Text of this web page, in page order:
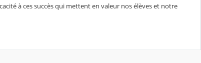
à ces succès qui mettent en valeur nos élèves et notre